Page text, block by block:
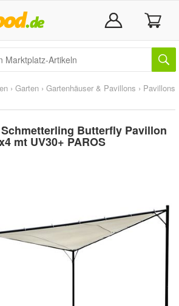
› Garten › Gartenhäuser & Pavillons › Pavillons
Butterfly Pavillon
mt UV30+ PAROS